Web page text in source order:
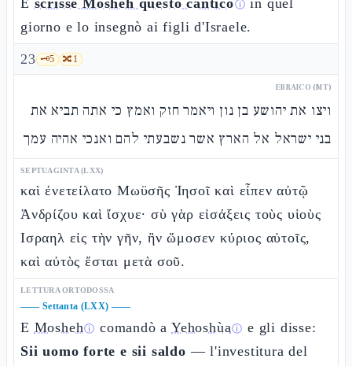
E scrisse Mosheh questo canticoⓘ in quel
giorno e lo insegnò ai figli d'Israele.
23 🗝️5 🔀1
EBRAICO (MT)
ויצו את יהושע בן נון ויאמר חזק ואמץ כי אתה תביא את
בני ישראל אל הארץ אשר נשבעתי להם ואנכי אהיה עמך
SEPTUAGINTA (LXX)
καὶ ἐνετείλατο Μωϋσῆς Ἰησοῖ καὶ εἶπεν αὐτῷ
Ἀνδρίζου καὶ ἴσχυε· σὺ γὰρ εἰσάξεις τοὺς υἱοὺς
Ισραηλ εἰς τὴν γῆν, ἣν ὤμοσεν κύριος αὐτοῖς,
καὶ αὐτὸς ἔσται μετὰ σοῦ.
LETTURA ORTODOSSA
—— Settanta (LXX) ——
E Moshehⓘ comandò aYehoshùaⓘ e gli disse:
Sii uomo forte e sii saldo — l'investitura del